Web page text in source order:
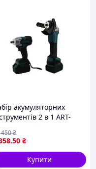
акумуляторних
2 в 1 ART-
гайковерт (5)
.50 ₴
₴
Купити